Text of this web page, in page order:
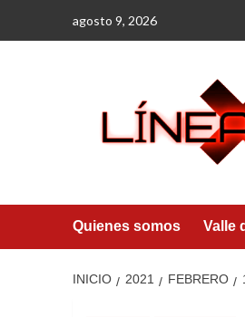
agosto 9, 2026
Quienes somos Valle
INICIO 2021 FEBRERO